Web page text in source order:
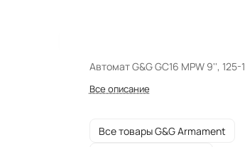
Автомат G&G GC16 MPW 9'', 125-
Все описание
Все товары G&G Armament